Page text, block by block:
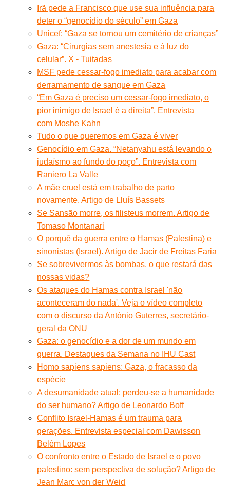
Irã pede a Francisco que use sua influência para
deter o “genocídio do século” em Gaza
Unicef: “Gaza se tornou um cemitério de crianças”
Gaza: “Cirurgias sem anestesia e à luz do
celular”. X - Tuitadas
MSF pede cessar-fogo imediato para acabar com
derramamento de sangue em Gaza
“Em Gaza é preciso um cessar-fogo imediato, o
pior inimigo de Israel é a direita”. Entrevista
com Moshe Kahn
Tudo o que queremos em Gaza é viver
Genocídio em Gaza. “Netanyahu está levando o
judaísmo ao fundo do poço”. Entrevista com
Raniero La Valle
A mãe cruel está em trabalho de parto
novamente. Artigo de Lluís Bassets
Se Sansão morre, os filisteus morrem. Artigo de
Tomaso Montanari
O porquê da guerra entre o Hamas (Palestina) e
sinonistas (Israel). Artigo de Jacir de Freitas Faria
Se sobrevivermos às bombas, o que restará das
nossas vidas?
Os ataques do Hamas contra Israel 'não
aconteceram do nada'. Veja o vídeo completo
com o discurso da António Guterres, secretário-
geral da ONU
Gaza: o genocídio e a dor de um mundo em
guerra. Destaques da Semana no IHU Cast
Homo sapiens sapiens: Gaza, o fracasso da
espécie
A desumanidade atual: perdeu-se a humanidade
do ser humano? Artigo de Leonardo Boff
Conflito Israel-Hamas é um trauma para
gerações. Entrevista especial com Dawisson
Belém Lopes
O confronto entre o Estado de Israel e o povo
palestino: sem perspectiva de solução? Artigo de
Jean Marc von der Weid